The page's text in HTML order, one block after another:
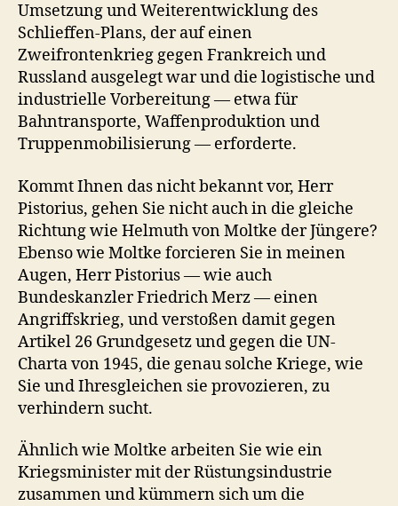
Umsetzung und Weiterentwicklung des
Schlieffen-Plans, der auf einen
Zweifrontenkrieg gegen Frankreich und
Russland ausgelegt war und die logistische und
industrielle Vorbereitung — etwa für
Bahntransporte, Waffenproduktion und
Truppenmobilisierung — erforderte.
Kommt Ihnen das nicht bekannt vor, Herr
Pistorius, gehen Sie nicht auch in die gleiche
Richtung wie Helmuth von Moltke der Jüngere?
Ebenso wie Moltke forcieren Sie in meinen
Augen, Herr Pistorius — wie auch
Bundeskanzler Friedrich Merz — einen
Angriffskrieg, und verstoßen damit gegen
Artikel 26 Grundgesetz und gegen die UN-
Charta von 1945, die genau solche Kriege, wie
Sie und Ihresgleichen sie provozieren, zu
verhindern sucht.
Ähnlich wie Moltke arbeiten Sie wie ein
Kriegsminister mit der Rüstungsindustrie
zusammen und kümmern sich um die